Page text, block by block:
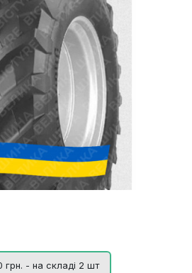
грн. - на складі 2 шт